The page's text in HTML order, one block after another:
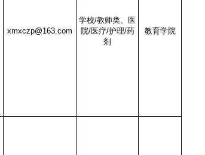
xmxczp@163.com
学校/教师类、医
院/医疗/护理/药
剂
教育学院